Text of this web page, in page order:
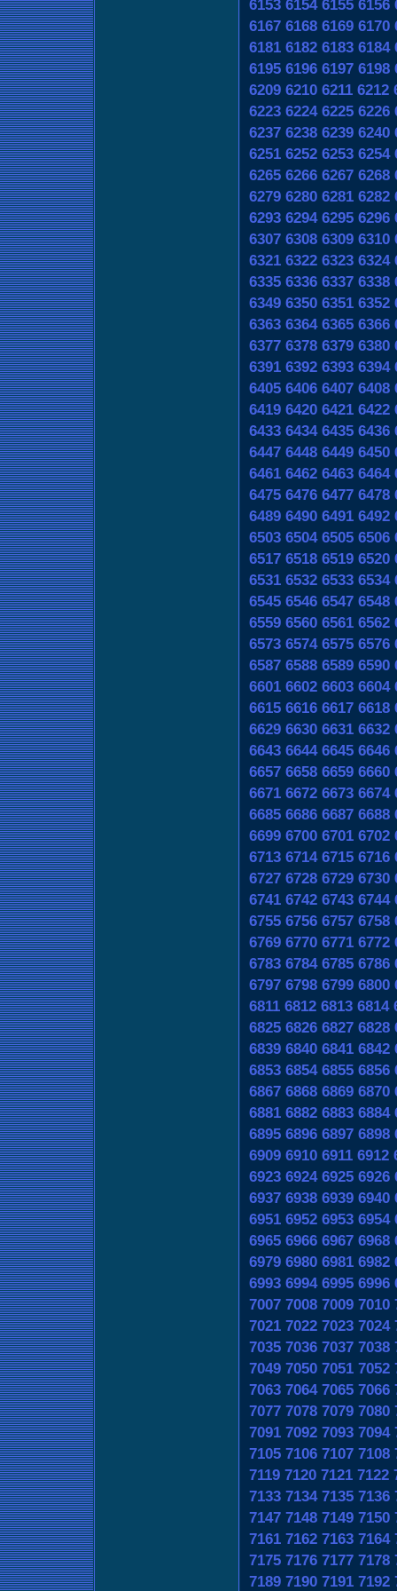
6153 6154 6155 6156
6167 6168 6169 6170
6181 6182 6183 6184
6195 6196 6197 6198
6209 6210 6211 6212
6223 6224 6225 6226
6237 6238 6239 6240
6251 6252 6253 6254
6265 6266 6267 6268
6279 6280 6281 6282
6293 6294 6295 6296
6307 6308 6309 6310
6321 6322 6323 6324
6335 6336 6337 6338
6349 6350 6351 6352
6363 6364 6365 6366
6377 6378 6379 6380
6391 6392 6393 6394
6405 6406 6407 6408
6419 6420 6421 6422
6433 6434 6435 6436
6447 6448 6449 6450
6461 6462 6463 6464
6475 6476 6477 6478
6489 6490 6491 6492
6503 6504 6505 6506
6517 6518 6519 6520
6531 6532 6533 6534
6545 6546 6547 6548
6559 6560 6561 6562
6573 6574 6575 6576
6587 6588 6589 6590
6601 6602 6603 6604
6615 6616 6617 6618
6629 6630 6631 6632
6643 6644 6645 6646
6657 6658 6659 6660
6671 6672 6673 6674
6685 6686 6687 6688
6699 6700 6701 6702
6713 6714 6715 6716
6727 6728 6729 6730
6741 6742 6743 6744
6755 6756 6757 6758
6769 6770 6771 6772
6783 6784 6785 6786
6797 6798 6799 6800
6811 6812 6813 6814
6825 6826 6827 6828
6839 6840 6841 6842
6853 6854 6855 6856
6867 6868 6869 6870
6881 6882 6883 6884
6895 6896 6897 6898
6909 6910 6911 6912
6923 6924 6925 6926
6937 6938 6939 6940
6951 6952 6953 6954
6965 6966 6967 6968
6979 6980 6981 6982
6993 6994 6995 6996
7007 7008 7009 7010
7021 7022 7023 7024
7035 7036 7037 7038
7049 7050 7051 7052
7063 7064 7065 7066
7077 7078 7079 7080
7091 7092 7093 7094
7105 7106 7107 7108
7119 7120 7121 7122
7133 7134 7135 7136
7147 7148 7149 7150
7161 7162 7163 7164
7175 7176 7177 7178
7189 7190 7191 7192